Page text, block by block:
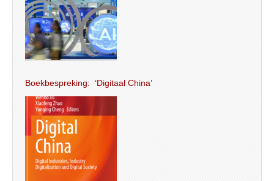
Boekbespreking: ‘Digitaal China’